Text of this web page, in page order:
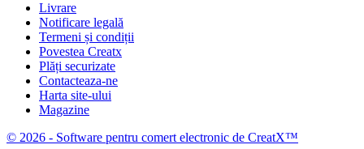
Livrare
Notificare legală
Termeni și condiții
Povestea Creatx
Plăți securizate
Contacteaza-ne
Harta site-ului
Magazine
© 2026 - Software pentru comert electronic de CreatX™